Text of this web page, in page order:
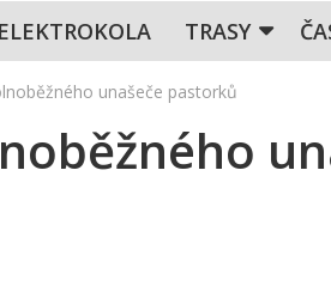
ELEKTROKOLA TRASY
unašeče pastorků